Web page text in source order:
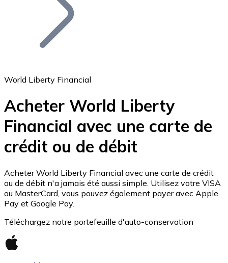
Ethereum
ETH
World Liberty Financial
Acheter World Liberty
Financial avec une carte de
crédit ou de débit
Acheter World Liberty Financial avec une carte de crédit
ou de débit n'a jamais été aussi simple. Utilisez votre VISA
ou MasterCard, vous pouvez également payer avec Apple
Pay et Google Pay.
Téléchargez notre portefeuille d'auto-conservation